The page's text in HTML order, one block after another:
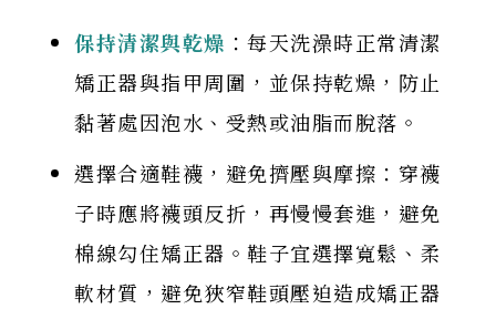
保持清潔與乾燥 ：每天洗澡時正常清潔
矯正器與指甲周圍，並保持乾燥，防止
黏著處因泡水、受熱或油脂而脫落。
選擇合適鞋襪，避免擠壓與摩擦：穿襪
子時應將襪頭反折，再慢慢套進，避免
棉線勾住矯正器。鞋子宜選擇寬鬆、柔
軟材質，避免狹窄鞋頭壓迫造成矯正器